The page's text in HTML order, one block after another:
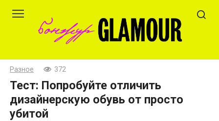
Разное 372
Тест: Попробуйте отличить
дизайнерскую обувь от просто
убитой